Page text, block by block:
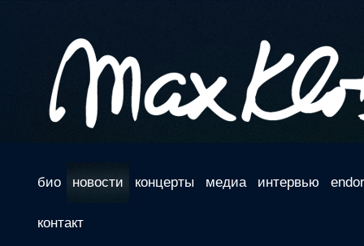
био новости концерты медиа интервью
контакт